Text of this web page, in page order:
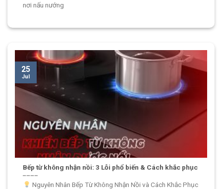
nơi nấu nướng
Bếp từ không nhận nồi: 3 Lỗi phổ biến & Cách khắc phục
Nguyên Nhân Bếp Từ Không Nhận Nồi và Cách Khắc Phục
25
Jul